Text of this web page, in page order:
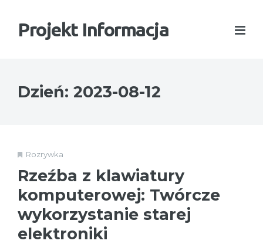
Projekt Informacja
Dzień: 2023-08-12
Rozrywka
Rzeźba z klawiatury
komputerowej: Twórcze
wykorzystanie starej
elektroniki